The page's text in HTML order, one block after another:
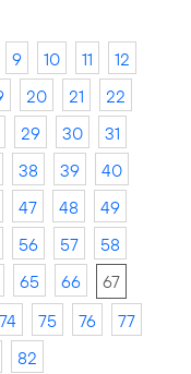
9 10 11
12
20 21
22
29 30
31
38 39
40
47 48
49
56 57
58
65 66
67
74 75 76
77
82